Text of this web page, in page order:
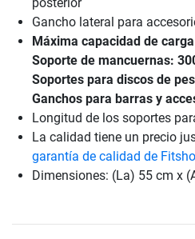
Gancho lateral para
Máxima capacidad de
Soporte de mancuernas:
Soportes para discos de
Ganchos para barras y
Longitud de los soportes
La calidad tiene un precio
garantía de calidad de
Dimensiones: (La) 55 cm x